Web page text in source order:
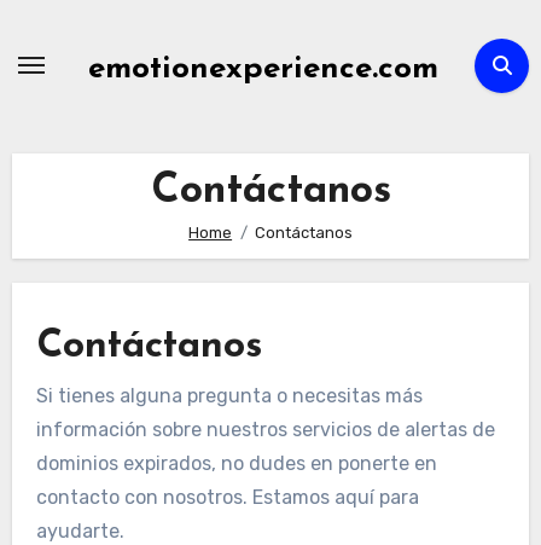
emotionexperience.com
Contáctanos
Home Contáctanos
Contáctanos
Si tienes alguna pregunta o necesitas más
información sobre nuestros servicios de alertas de
dominios expirados, no dudes en ponerte en
contacto con nosotros. Estamos aquí para
ayudarte.